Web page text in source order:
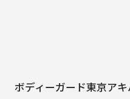
ボディーガード東京ア